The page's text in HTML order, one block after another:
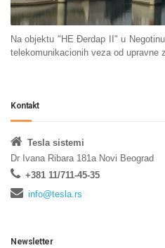
Na objektu "HE Đerdap II" u
telekomunikacionih veza od upravne
Kontakt
Tesla sistemi
Dr Ivana Ribara 181a Novi Beograd
+381 11/711-45-35
info@tesla.rs
Newsletter